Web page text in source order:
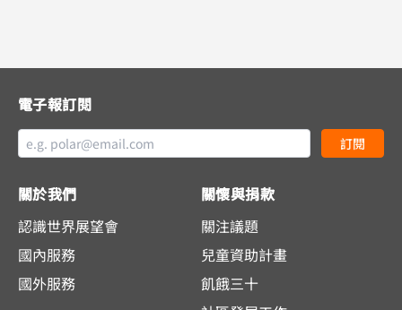
電子報訂閱
訂閱
關於我們
認識世界展望會
國內服務
國外服務
關懷與捐款
關注議題
兒童資助計畫
飢餓三十